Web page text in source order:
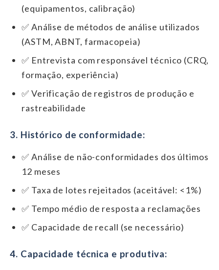
(equipamentos, calibração)
✅ Análise de métodos de análise utilizados
(ASTM, ABNT, farmacopeia)
✅ Entrevista com responsável técnico (CRQ,
formação, experiência)
✅ Verificação de registros de produção e
rastreabilidade
3. Histórico de conformidade:
✅ Análise de não-conformidades dos últimos
12 meses
✅ Taxa de lotes rejeitados (aceitável: <1%)
✅ Tempo médio de resposta a reclamações
✅ Capacidade de recall (se necessário)
4. Capacidade técnica e produtiva: